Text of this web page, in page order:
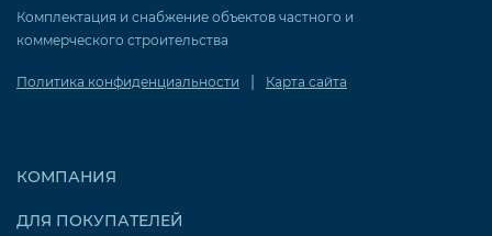
Комплектация и снабжение объектов частного и
коммерческого строительства
Политика конфиденциальности | Карта сайта
КОМПАНИЯ
ДЛЯ ПОКУПАТЕЛЕЙ